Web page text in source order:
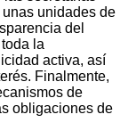
unidades de
del
la
activa, así
Finalmente,
de
obligaciones de